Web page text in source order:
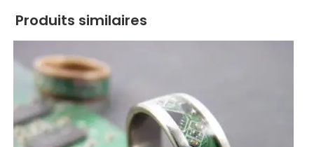
Produits similaires